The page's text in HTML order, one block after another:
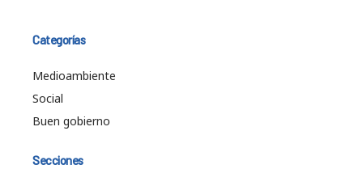
Categorías
Medioambiente
Social
Buen gobierno
Secciones